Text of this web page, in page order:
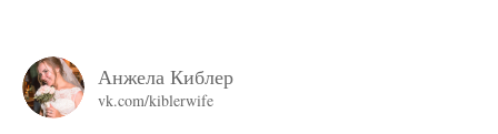
Анжела Киблер
vk.com/kiblerwife